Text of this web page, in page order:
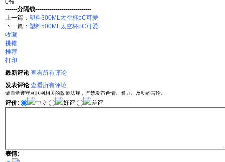
0%
------分隔线----------------------------
上一篇： 塑料300ML太空杯pC可爱
下一篇： 塑料500ML太空杯pC可爱
收藏
挑错
推荐
打印
最新评论 查看所有评论
发表评论 查看所有评论
请自觉遵守互联网相关的政策法规，严禁发布色情、暴力、反动的言论。
评价: 中立 好评 差评
表情: